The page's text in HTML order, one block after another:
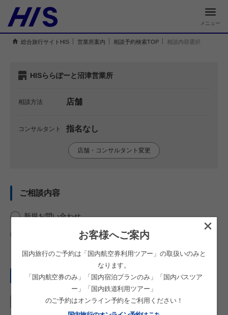
メニュー
総合旅行サイトHIS 営業所案内 相談予約検索TOP 相談内容選択
HISららぽーと沼津営業所
相談方法 店舗
コンサルタント 指名なし
店舗・コンサルタント変更
ご相談内容
新規お問い合わせ
お申込み済みのご旅行に関するお問合せ・お手続き
ご旅行種別
お客様へご案内
国内旅行のご予約は「国内航空券利用ツアー」の取扱いのみと
なります。
「国内航空券のみ」「国内宿泊プランのみ」「国内バスツア
ー」「国内鉄道利用ツアー」
のご予約はオンライン予約をご利用ください！